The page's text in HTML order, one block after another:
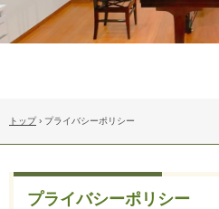
トップ › プライバシーポリシー
プライバシーポリシー